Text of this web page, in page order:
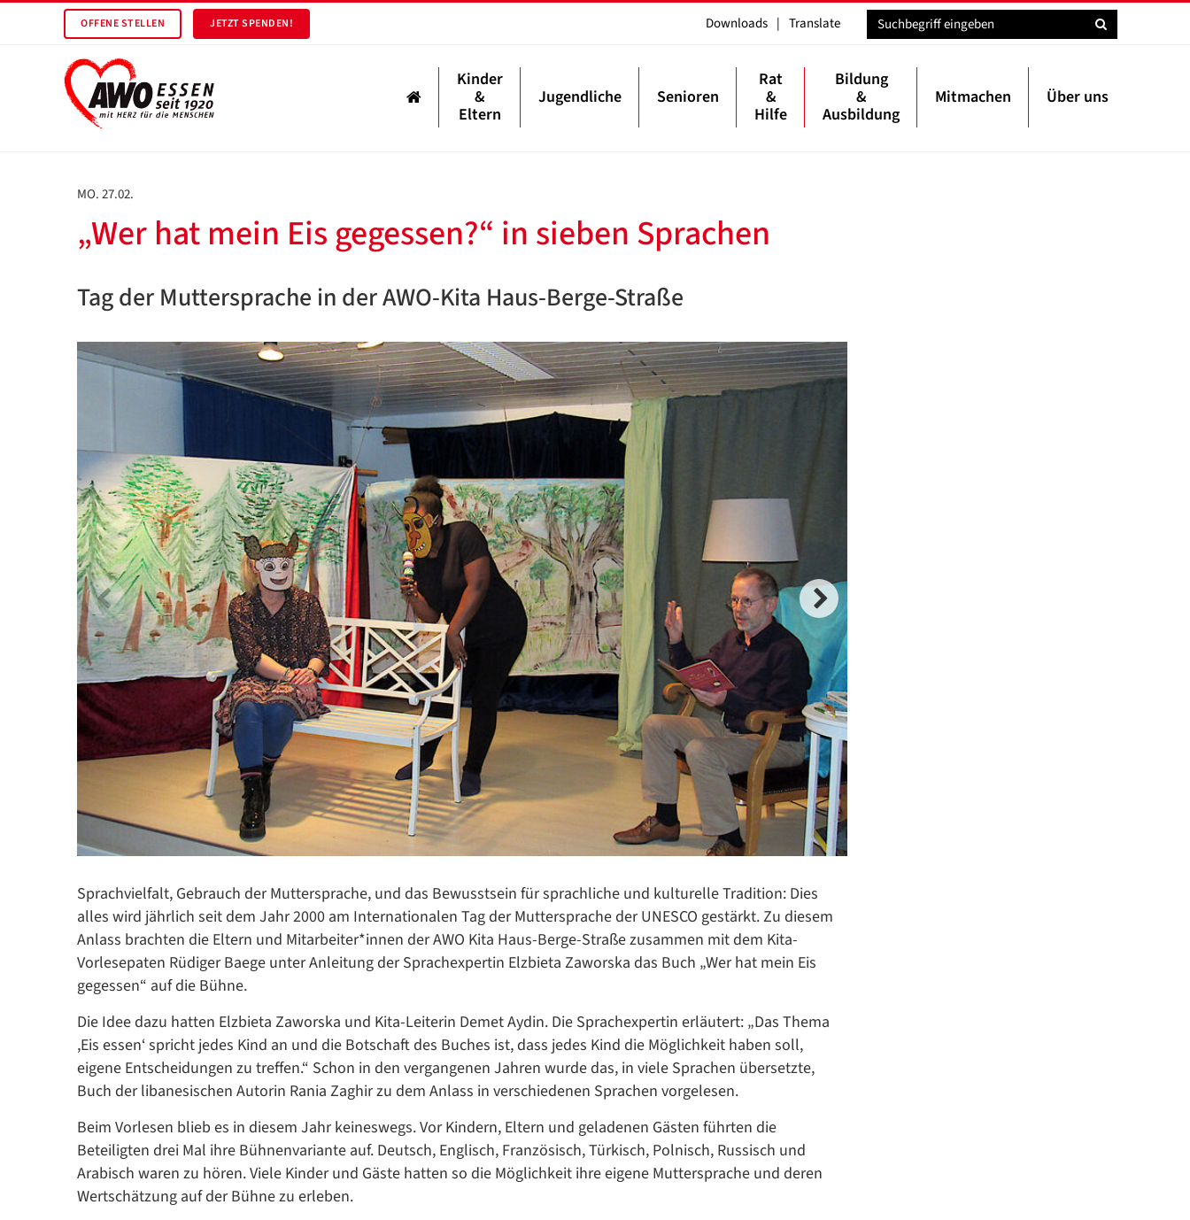
OFFENE STELLEN JETZT SPENDEN! Downloads | Translate
Kinder
&
Eltern
Jugendliche Senioren
Rat
&
Hilfe
Bildung
&
Ausbildung
Mitmachen Über uns
MO. 27.02.
„Wer hat mein Eis gegessen?“ in sieben Sprachen
Tag der Muttersprache in der AWO-Kita Haus-Berge-Straße
Sprachvielfalt, Gebrauch der Muttersprache, und das Bewusstsein für sprachliche und kulturelle Tradition: Dies
alles wird jährlich seit dem Jahr 2000 am Internationalen Tag der Muttersprache der UNESCO gestärkt. Zu diesem
Anlass brachten die Eltern und Mitarbeiter*innen der AWO Kita Haus-Berge-Straße zusammen mit dem Kita-
Vorlesepaten Rüdiger Baege unter Anleitung der Sprachexpertin Elzbieta Zaworska das Buch „Wer hat mein Eis
gegessen“ auf die Bühne.
Die Idee dazu hatten Elzbieta Zaworska und Kita-Leiterin Demet Aydin. Die Sprachexpertin erläutert: „Das Thema
,Eis essen‘ spricht jedes Kind an und die Botschaft des Buches ist, dass jedes Kind die Möglichkeit haben soll,
eigene Entscheidungen zu treffen.“ Schon in den vergangenen Jahren wurde das, in viele Sprachen übersetzte,
Buch der libanesischen Autorin Rania Zaghir zu dem Anlass in verschiedenen Sprachen vorgelesen.
Beim Vorlesen blieb es in diesem Jahr keineswegs. Vor Kindern, Eltern und geladenen Gästen führten die
Beteiligten drei Mal ihre Bühnenvariante auf. Deutsch, Englisch, Französisch, Türkisch, Polnisch, Russisch und
Arabisch waren zu hören. Viele Kinder und Gäste hatten so die Möglichkeit ihre eigene Muttersprache und deren
Wertschätzung auf der Bühne zu erleben.